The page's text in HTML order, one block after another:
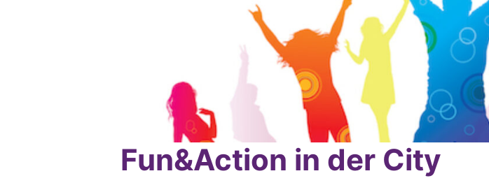
Fun&Action in der City